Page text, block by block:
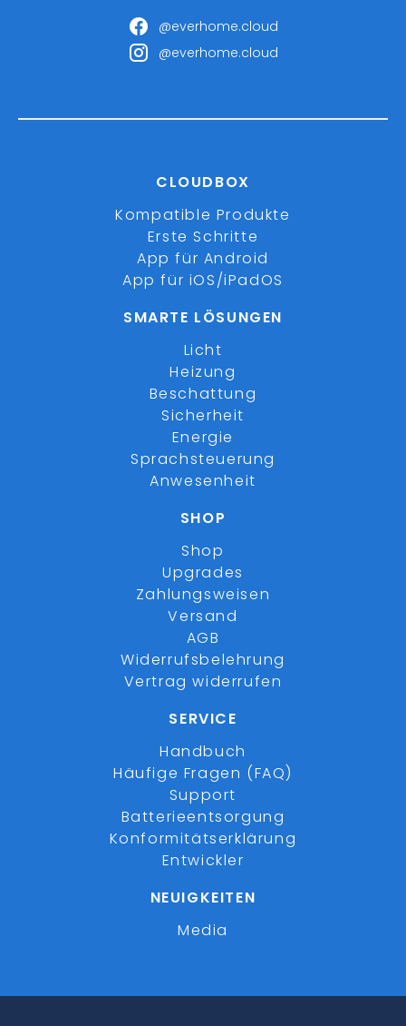
@everhome.cloud
@everhome.cloud
CLOUDBOX
Kompatible Produkte
Erste Schritte
App für Android
App für iOS/iPadOS
SMARTE LÖSUNGEN
Licht
Heizung
Beschattung
Sicherheit
Energie
Sprachsteuerung
Anwesenheit
SHOP
Shop
Upgrades
Zahlungsweisen
Versand
AGB
Widerrufsbelehrung
Vertrag widerrufen
SERVICE
Handbuch
Häufige Fragen (FAQ)
Support
Batterieentsorgung
Konformitätserklärung
Entwickler
NEUIGKEITEN
Media